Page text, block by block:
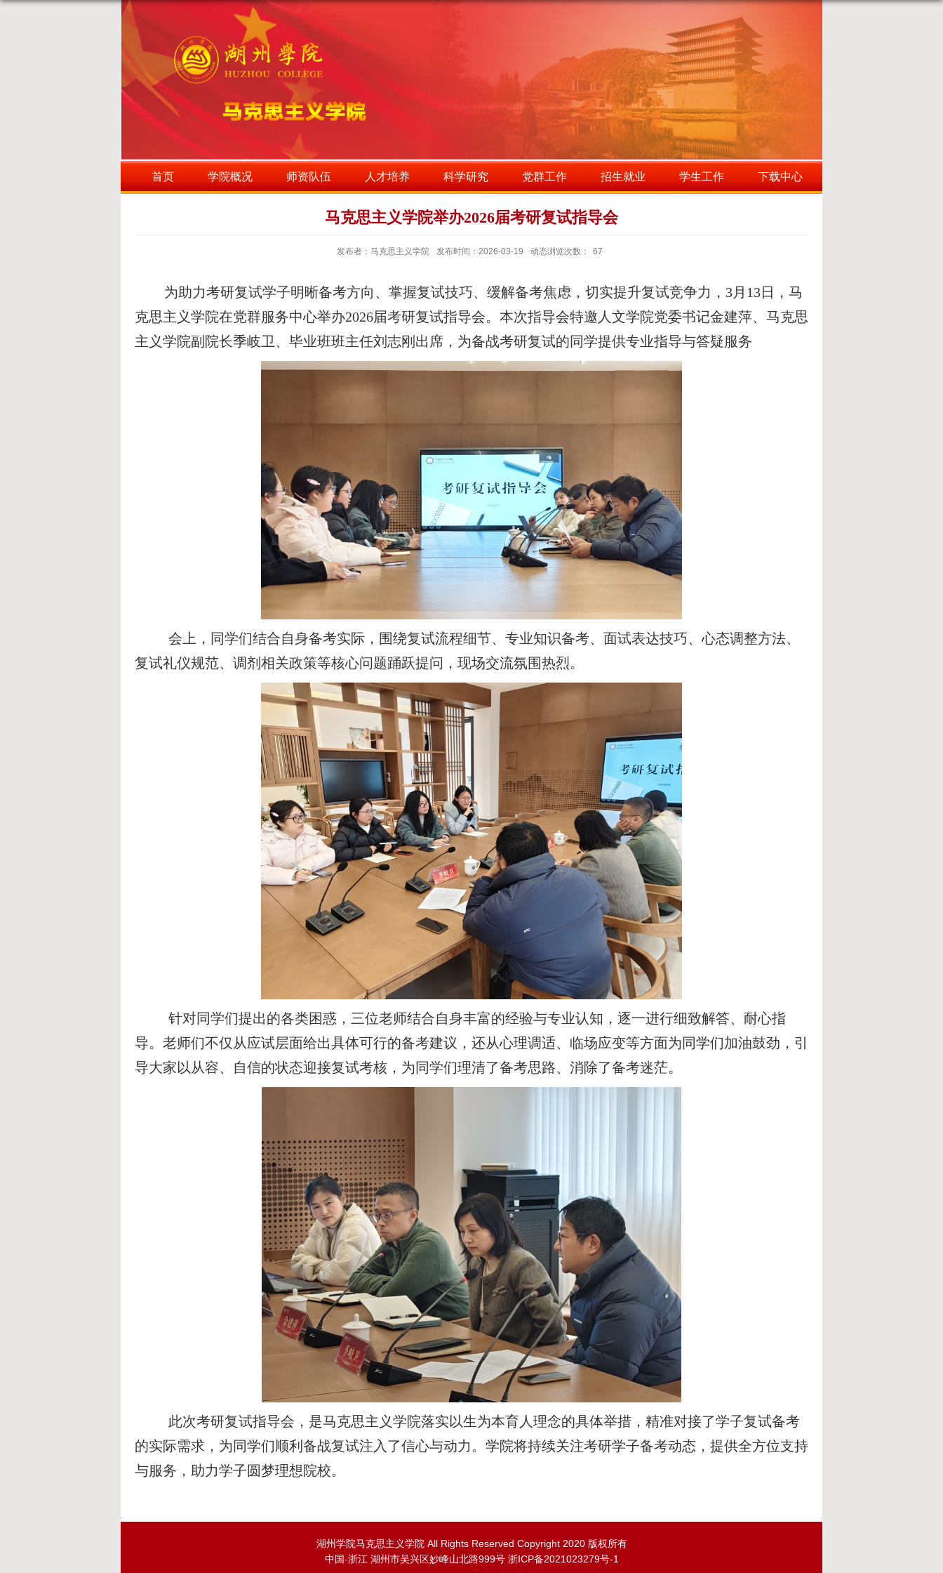
首页 学院概况 师资队伍 人才培养 科学研究 党群工作 招生就业 学生工作 下载中心
马克思主义学院举办2026届考研复试指导会
发布者：马克思主义学院 发布时间：2026-03-19 动态浏览次数： 67
为助力考研复试学子明晰备考方向、掌握复试技巧、缓解备考焦虑，切实提升复试竞争力， 3月 13日，马
克思主义学院在党群服务中心举办2026届考研复试指导会。本次指导会特邀人文学院党委书记金建萍、马克思
主义学院副院长季岐卫、毕业班班主任刘志刚出席，为备战考研复试的同学提供专业指导与答疑服务
会上，同学们结合自身备考实际，围绕复试流程细节、专业知识备考、面试表达技巧、心态调整方法、
复试礼仪规范、调剂相关政策等核心问题踊跃提问，现场交流氛围热烈。
针对同学们提出的各类困惑，三位老师结合自身丰富的经验与专业认知，逐一进行细致解答、耐心指
导。老师们不仅从应试层面给出具体可行的备考建议，还从心理调适、临场应变等方面为同学们加油鼓劲，引
导大家以从容、自信的状态迎接复试考核，为同学们理清了备考思路、消除了备考迷茫。
此次考研复试指导会，是马克思主义学院落实以生为本育人理念的具体举措，精准对接了学子复试备考
的实际需求，为同学们顺利备战复试注入了信心与动力。学院将持续关注考研学子备考动态，提供全方位支持
与服务，助力学子圆梦理想院校。
湖州学院马克思主义学院 All Rights Reserved Copyright 2020 版权所有
中国-浙江 湖州市吴兴区妙峰山北路999号 浙ICP备2021023279号-1